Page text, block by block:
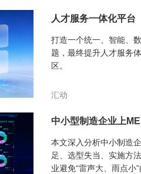
人才服务一体化平台
打造一个统一、智能、
题，最终提升人才服务
区。
汇动
中小型制造企业上
本文深入分析中小制造
足、选型失当、实施方
业避免“雷声大、雨点小